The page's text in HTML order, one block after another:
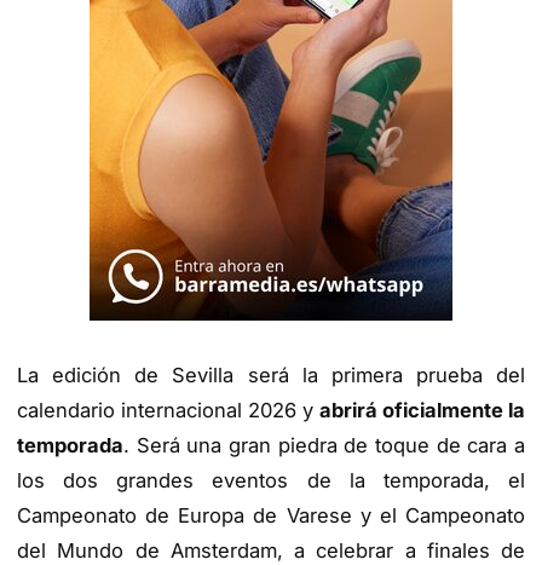
La edición de Sevilla será la primera prueba del
calendario internacional 2026 y abrirá oficialmente la
temporada. Será una gran piedra de toque de cara a
los dos grandes eventos de la temporada, el
Campeonato de Europa de Varese y el Campeonato
del Mundo de Amsterdam, a celebrar a finales de